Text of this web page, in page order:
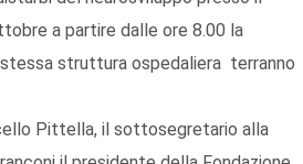
a partire dalle ore 8.00 la
stessa struttura ospedaliera terranno
Pittella, il sottosegretario alla